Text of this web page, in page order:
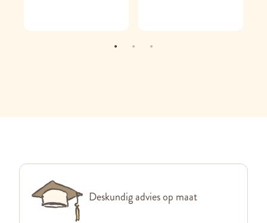
Deskundig advies op maat